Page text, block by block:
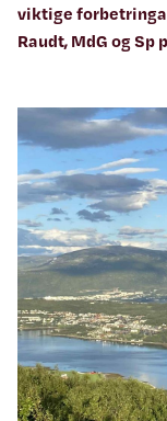
viktige
Raudt, MdG og